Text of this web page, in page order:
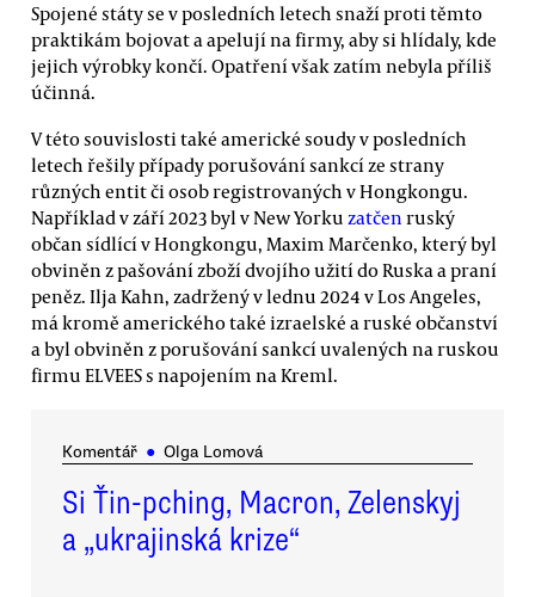
Spojené státy se v posledních letech snaží proti těmto
praktikám bojovat a apelují na firmy, aby si hlídaly, kde
jejich výrobky končí. Opatření však zatím nebyla příliš
účinná.
V této souvislosti také americké soudy v posledních
letech řešily případy porušování sankcí ze strany
různých entit či osob registrovaných v Hongkongu.
Například v září 2023 byl v New Yorku zatčen ruský
občan sídlící v Hongkongu, Maxim Marčenko, který byl
obviněn z pašování zboží dvojího užití do Ruska a praní
peněz. Ilja Kahn, zadržený v lednu 2024 v Los Angeles,
má kromě amerického také izraelské a ruské občanství
a byl obviněn z porušování sankcí uvalených na ruskou
firmu ELVEES s napojením na Kreml.
Komentář ● Olga Lomová
Si Ťin-pching, Macron, Zelenskyj
a „ukrajinská krize“